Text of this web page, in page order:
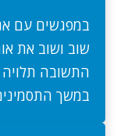
במפגשים עם
שוב ושוב את
התשובה תלויה
במשך